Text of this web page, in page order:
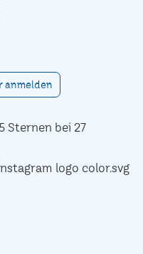
anmelden
Sternen bei 27